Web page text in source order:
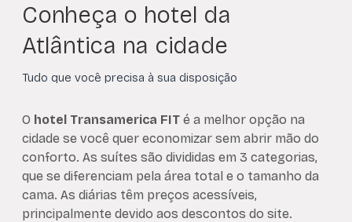
Conheça o hotel da
Atlântica na cidade
Tudo que você precisa à sua disposição
O hotel Transamerica FIT é a melhor opção na
cidade se você quer economizar sem abrir mão do
conforto. As suítes são divididas em 3 categorias,
que se diferenciam pela área total e o tamanho da
cama. As diárias têm preços acessíveis,
principalmente devido aos descontos do site.